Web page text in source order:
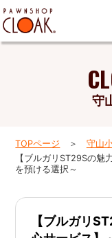
守
TOPページ
守山
【ブルガリST29Sの魅
を預ける選択～
【ブルガリ